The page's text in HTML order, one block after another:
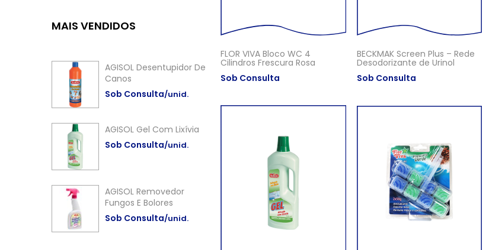
MAIS VENDIDOS
AGISOL Desentupidor De
Canos
Sob Consulta/unid.
AGISOL Gel Com Lixívia
Sob Consulta/unid.
AGISOL Removedor
Fungos E Bolores
Sob Consulta/unid.
FLOR VIVA Bloco WC 4
Cilindros Frescura Rosa
Sob Consulta
BECKMAK Screen Plus – Rede
Desodorizante de Urinol
Sob Consulta